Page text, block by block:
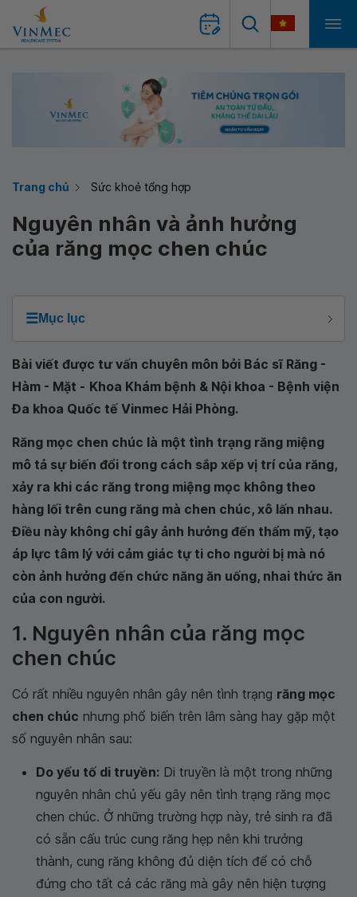
Trang chủ Sức khoẻ tổng hợp
Nguyên nhân và ảnh hưởng
của răng mọc chen chúc
☰Mục lục
Bài viết được tư vấn chuyên môn bởi Bác sĩ Răng -
Hàm - Mặt - Khoa Khám bệnh & Nội khoa - Bệnh viện
Đa khoa Quốc tế Vinmec Hải Phòng.
Răng mọc chen chúc là một tình trạng răng miệng
mô tả sự biến đổi trong cách sắp xếp vị trí của răng,
xảy ra khi các răng trong miệng mọc không theo
hàng lối trên cung răng mà chen chúc, xô lấn nhau.
Điều này không chỉ gây ảnh hưởng đến thẩm mỹ, tạo
áp lực tâm lý với cảm giác tự ti cho người bị mà nó
còn ảnh hưởng đến chức năng ăn uống, nhai thức ăn
của con người.
1. Nguyên nhân của răng mọc
chen chúc
Có rất nhiều nguyên nhân gây nên tình trạng răng mọc
chen chúc nhưng phổ biến trên lâm sàng hay gặp một
số nguyên nhân sau:
Do yếu tố di truyền: Di truyền là một trong những
nguyên nhân chủ yếu gây nên tình trạng răng mọc
chen chúc. Ở những trường hợp này, trẻ sinh ra đã
có sẵn cấu trúc cung răng hẹp nên khi trưởng
thành, cung răng không đủ diện tích để có chỗ
đứng cho tất cả các răng mà gây nên hiện tượng